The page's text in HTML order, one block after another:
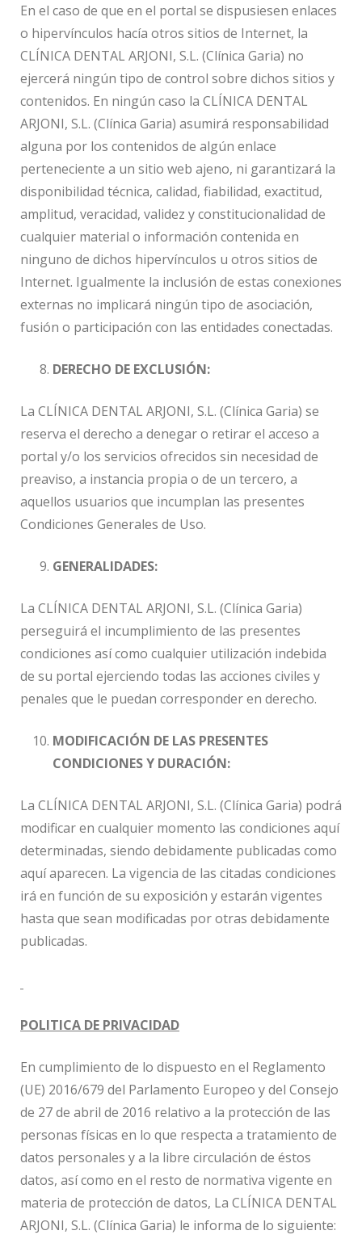
En el caso de que en el portal se dispusiesen enlaces
o hipervínculos hacía otros sitios de Internet, la
CLÍNICA DENTAL ARJONI, S.L. (Clínica Garia) no
ejercerá ningún tipo de control sobre dichos sitios y
contenidos. En ningún caso la CLÍNICA DENTAL
ARJONI, S.L. (Clínica Garia) asumirá responsabilidad
alguna por los contenidos de algún enlace
perteneciente a un sitio web ajeno, ni garantizará la
disponibilidad técnica, calidad, fiabilidad, exactitud,
amplitud, veracidad, validez y constitucionalidad de
cualquier material o información contenida en
ninguno de dichos hipervínculos u otros sitios de
Internet. Igualmente la inclusión de estas conexiones
externas no implicará ningún tipo de asociación,
fusión o participación con las entidades conectadas.
DERECHO DE EXCLUSIÓN:
La CLÍNICA DENTAL ARJONI, S.L. (Clínica Garia) se
reserva el derecho a denegar o retirar el acceso a
portal y/o los servicios ofrecidos sin necesidad de
preaviso, a instancia propia o de un tercero, a
aquellos usuarios que incumplan las presentes
Condiciones Generales de Uso.
GENERALIDADES:
La CLÍNICA DENTAL ARJONI, S.L. (Clínica Garia)
perseguirá el incumplimiento de las presentes
condiciones así como cualquier utilización indebida
de su portal ejerciendo todas las acciones civiles y
penales que le puedan corresponder en derecho.
MODIFICACIÓN DE LAS PRESENTES
CONDICIONES Y DURACIÓN:
La CLÍNICA DENTAL ARJONI, S.L. (Clínica Garia) podrá
modificar en cualquier momento las condiciones aquí
determinadas, siendo debidamente publicadas como
aquí aparecen. La vigencia de las citadas condiciones
irá en función de su exposición y estarán vigentes
hasta que sean modificadas por otras debidamente
publicadas.
POLITICA DE PRIVACIDAD
En cumplimiento de lo dispuesto en el Reglamento
(UE) 2016/679 del Parlamento Europeo y del Consejo
de 27 de abril de 2016 relativo a la protección de las
personas físicas en lo que respecta a tratamiento de
datos personales y a la libre circulación de éstos
datos, así como en el resto de normativa vigente en
materia de protección de datos, La CLÍNICA DENTAL
ARJONI, S.L. (Clínica Garia) le informa de lo siguiente: